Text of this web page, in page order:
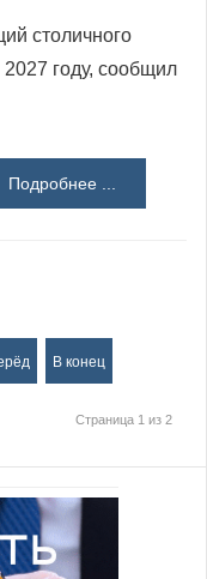
столичного
году, сообщил
Подробнее ...
В конец
Страница 1 из 2